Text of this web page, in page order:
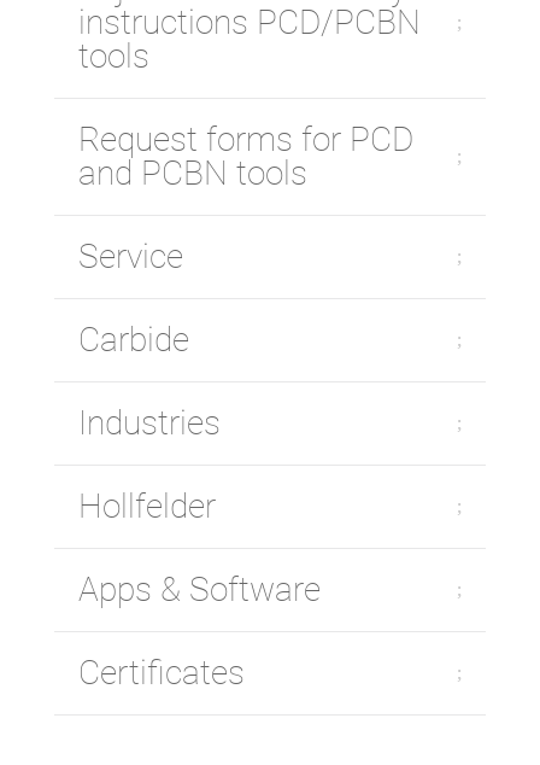
instructions PCD/PCBN
tools
Request forms for PCD
and PCBN tools
Service
Carbide
Industries
Hollfelder
Apps & Software
Certificates